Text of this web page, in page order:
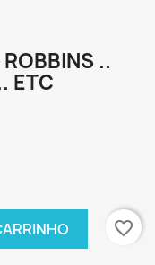
..
ETC
favorite_border